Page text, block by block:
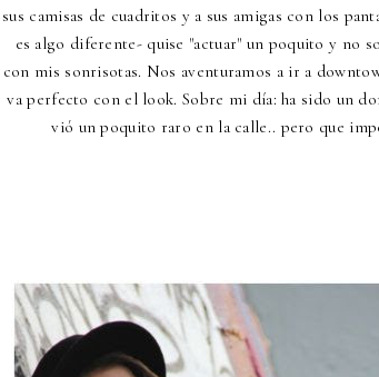
sus camisas de cuadritos y a sus amigas con los
es algo diferente- quise "actuar" un poquito y no
con mis sonrisotas. Nos aventuramos a ir a
va perfecto con el look. Sobre mi día: ha sido un
vió un poquito raro en la calle.. pero que